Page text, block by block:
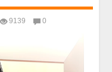
9139 0